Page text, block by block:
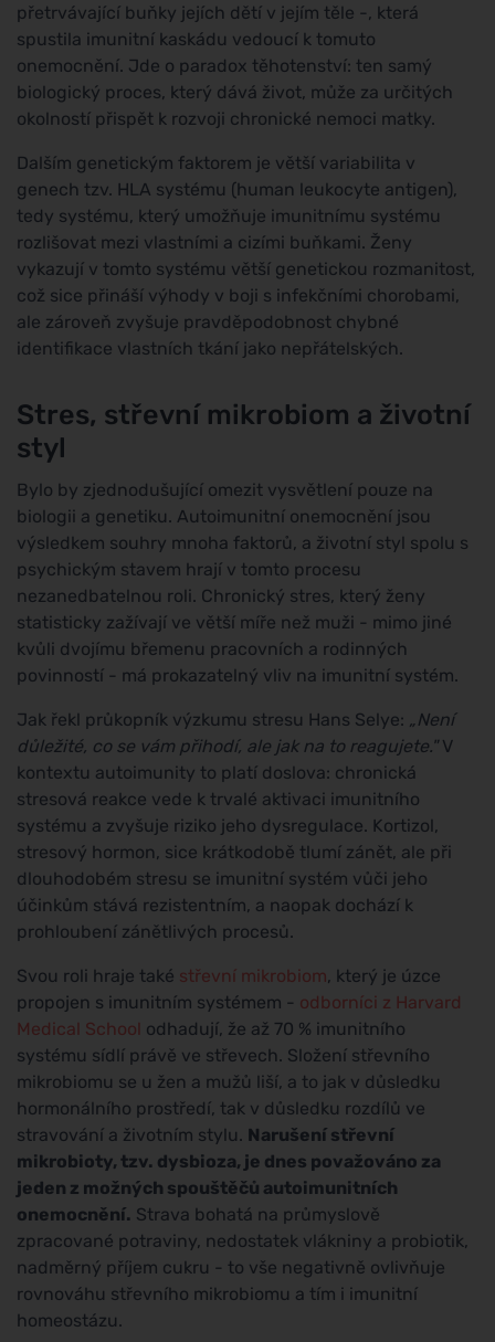
přetrvávající buňky jejích dětí v jejím těle -, která
spustila imunitní kaskádu vedoucí k tomuto
onemocnění. Jde o paradox těhotenství: ten samý
biologický proces, který dává život, může za určitých
okolností přispět k rozvoji chronické nemoci matky.
Dalším genetickým faktorem je větší variabilita v
genech tzv. HLA systému (human leukocyte antigen),
tedy systému, který umožňuje imunitnímu systému
rozlišovat mezi vlastními a cizími buňkami. Ženy
vykazují v tomto systému větší genetickou rozmanitost,
což sice přináší výhody v boji s infekčními chorobami,
ale zároveň zvyšuje pravděpodobnost chybné
identifikace vlastních tkání jako nepřátelských.
Stres, střevní mikrobiom a životní
styl
Bylo by zjednodušující omezit vysvětlení pouze na
biologii a genetiku. Autoimunitní onemocnění jsou
výsledkem souhry mnoha faktorů, a životní styl spolu s
psychickým stavem hrají v tomto procesu
nezanedbatelnou roli. Chronický stres, který ženy
statisticky zažívají ve větší míře než muži - mimo jiné
kvůli dvojímu břemenu pracovních a rodinných
povinností - má prokazatelný vliv na imunitní systém.
Jak řekl průkopník výzkumu stresu Hans Selye: „Není
důležité, co se vám přihodí, ale jak na to reagujete."V
kontextu autoimunity to platí doslova: chronická
stresová reakce vede k trvalé aktivaci imunitního
systému a zvyšuje riziko jeho dysregulace. Kortizol,
stresový hormon, sice krátkodobě tlumí zánět, ale při
dlouhodobém stresu se imunitní systém vůči jeho
účinkům stává rezistentním, a naopak dochází k
prohloubení zánětlivých procesů.
Svou roli hraje také střevní mikrobiom, který je úzce
propojen s imunitním systémem - odborníci z Harvard
Medical School odhadují, že až 70 % imunitního
systému sídlí právě ve střevech. Složení střevního
mikrobiomu se u žen a mužů liší, a to jak v důsledku
hormonálního prostředí, tak v důsledku rozdílů ve
stravování a životním stylu. Narušení střevní
mikrobioty, tzv. dysbioza, je dnes považováno za
jeden z možných spouštěčů autoimunitních
onemocnění. Strava bohatá na průmyslově
zpracované potraviny, nedostatek vlákniny a probiotik,
nadměrný příjem cukru - to vše negativně ovlivňuje
rovnováhu střevního mikrobiomu a tím i imunitní
homeostázu.